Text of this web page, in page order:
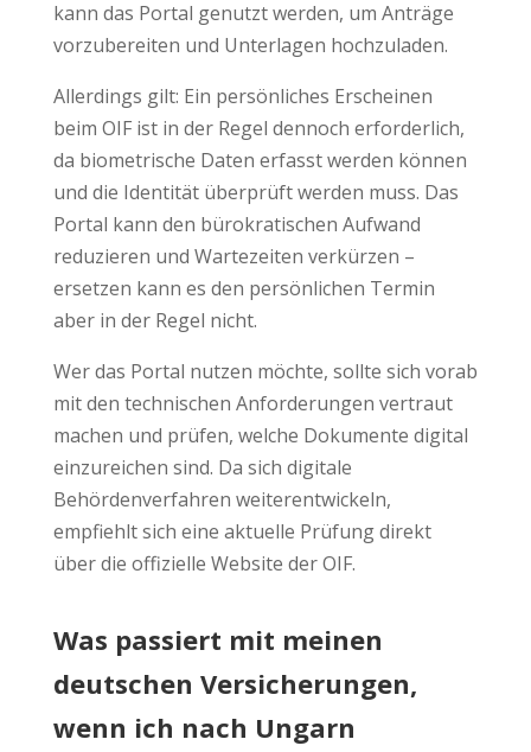
kann das Portal genutzt werden, um Anträge
vorzubereiten und Unterlagen hochzuladen.
Allerdings gilt: Ein persönliches Erscheinen
beim OIF ist in der Regel dennoch erforderlich,
da biometrische Daten erfasst werden können
und die Identität überprüft werden muss. Das
Portal kann den bürokratischen Aufwand
reduzieren und Wartezeiten verkürzen –
ersetzen kann es den persönlichen Termin
aber in der Regel nicht.
Wer das Portal nutzen möchte, sollte sich vorab
mit den technischen Anforderungen vertraut
machen und prüfen, welche Dokumente digital
einzureichen sind. Da sich digitale
Behördenverfahren weiterentwickeln,
empfiehlt sich eine aktuelle Prüfung direkt
über die offizielle Website der OIF.
Was passiert mit meinen
deutschen Versicherungen,
wenn ich nach Ungarn